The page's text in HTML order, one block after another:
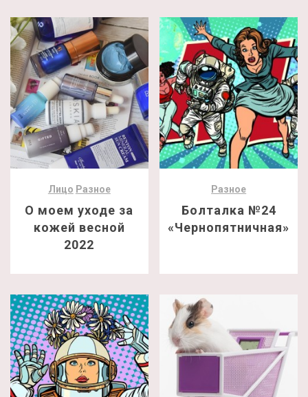
Лицо Разное
О моем уходе за
кожей весной
2022
Разное
Болталка №24
«Чернопятничная»